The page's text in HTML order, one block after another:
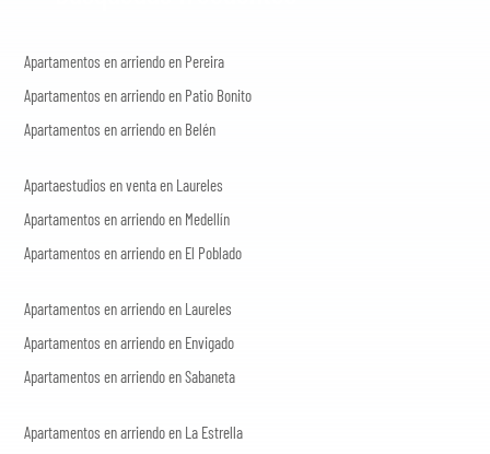
Apartamentos en arriendo en Pereira
Apartamentos en arriendo en Patio Bonito
Apartamentos en arriendo en Belén
Apartaestudios en venta en Laureles
Apartamentos en arriendo en Medellín
Apartamentos en arriendo en El Poblado
Apartamentos en arriendo en Laureles
Apartamentos en arriendo en Envigado
Apartamentos en arriendo en Sabaneta
Apartamentos en arriendo en La Estrella